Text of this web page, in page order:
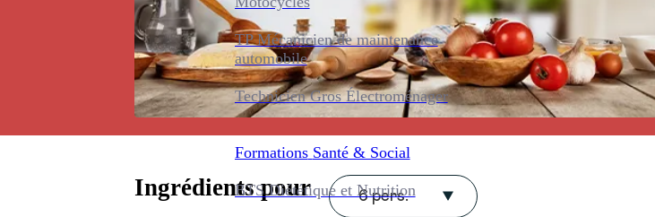
TP Mécanicien de maintenance
automobile
Technicien Gros Électroménager
Formations Santé & Social
BTS Diététique et Nutrition
Ingrédients pour 6 pers.